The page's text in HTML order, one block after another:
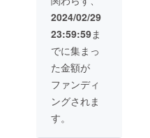
る内容はお受け
できませんので
ご了承くださ
い。
2024/02/29
23:59:59ま
でに集まっ
た金額が
ファンディ
ングされま
す。